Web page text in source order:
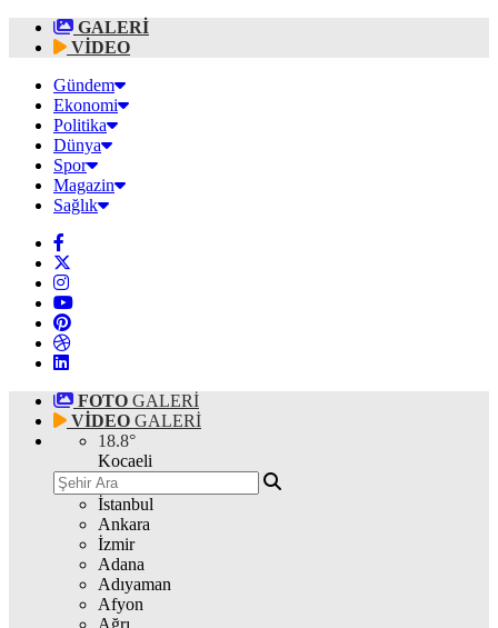
GALERİ
VİDEO
Gündem
Ekonomi
Politika
Dünya
Spor
Magazin
Sağlık
FOTO GALERİ
VİDEO GALERİ
18.8°
Kocaeli
İstanbul
Ankara
İzmir
Adana
Adıyaman
Afyon
Ağrı